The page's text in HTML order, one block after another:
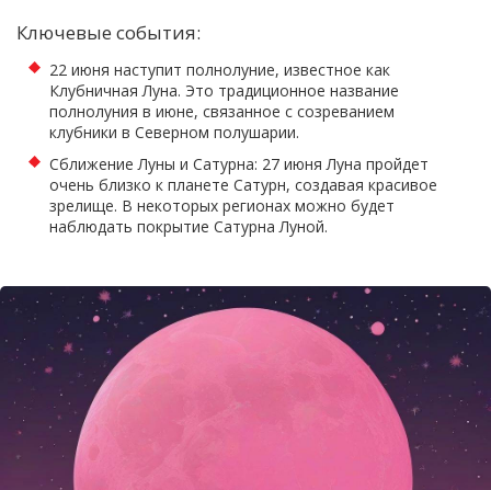
М
Н
Х
Я
Ключевые события:
22 июня наступит полнолуние, известное как
Клубничная Луна. Это традиционное название
полнолуния в июне, связанное с созреванием
клубники в Северном полушарии.
Сближение Луны и Сатурна: 27 июня Луна пройдет
очень близко к планете Сатурн, создавая красивое
зрелище. В некоторых регионах можно будет
наблюдать покрытие Сатурна Луной.